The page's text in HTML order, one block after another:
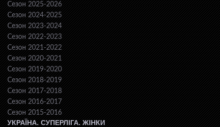
Сезон 2025-2026
Сезон 2024-2025
Сезон 2023-2024
Сезон 2022-2023
Сезон 2021-2022
Сезон 2020-2021
Сезон 2019-2020
Сезон 2018-2019
Сезон 2017-2018
Сезон 2016-2017
Сезон 2015-2016
УКРАЇНА. СУПЕРЛІГА. ЖІНКИ